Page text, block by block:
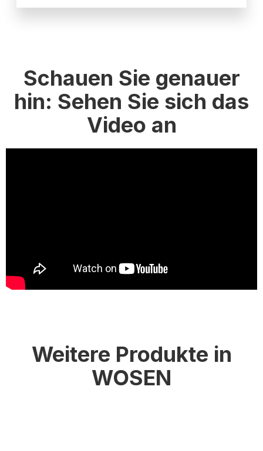
Schauen Sie genauer
hin: Sehen Sie sich das
Video an
Weitere Produkte in
WOSEN